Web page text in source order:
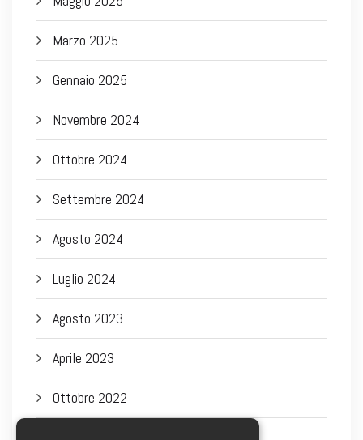
Marzo 2025
Gennaio 2025
Novembre 2024
Ottobre 2024
Settembre 2024
Agosto 2024
Luglio 2024
Agosto 2023
Aprile 2023
Ottobre 2022